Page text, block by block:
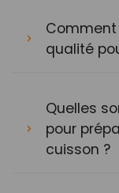
qualité
Quelles
pour
cuisson ?